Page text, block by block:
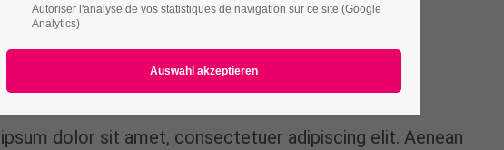
8:00am - 5:00pm
Drop us a line
News
dolor sit amet, consectetuer adipiscing elit. Aenean
Autoriser l'analyse de vos statistiques de navigation sur ce site (Google
Analytics)